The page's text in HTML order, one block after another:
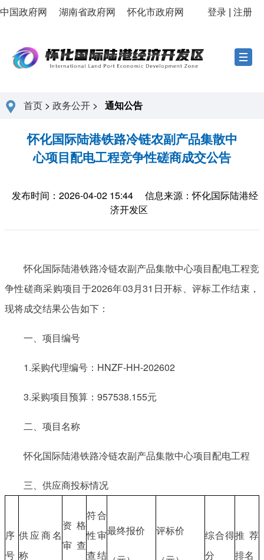
中国政府网 湖南省政府网 怀化市政府网 登录 | 注册
首页 > 政务公开 > 通知公告
怀化国际陆港铁路冷链农副产品集散中
心项目配电工程竞争性磋商成交公告
发布时间：2026-04-02 15:44
信息来源：怀化国际陆港经
济开发区
怀化国际陆港铁路冷链农副产品集散中心项目配电工程竞
争性磋商采购项目于2026年03月31日开标、评标工作结束，
现将成交结果公告如下：
一、项目编号
1.采购代理编号：HNZF-HH-202602
3.采购项目预算：957538.155元
二、项目名称
怀化国际陆港铁路冷链农副产品集散中心项目配电工程
三、供应商投标情况
序
号
供应商名
称
资格
审查
符合
性审
查结
最终报价 评标价
综合得
分
推荐
排名